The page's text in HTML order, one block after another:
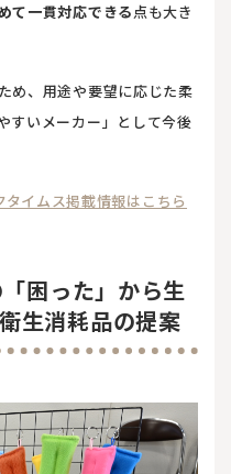
て一貫対応できる点も大き
め、用途や要望に応じた柔
すいメーカー」として今後
イムス掲載情報はこちら
困った」から生
生消耗品の提案